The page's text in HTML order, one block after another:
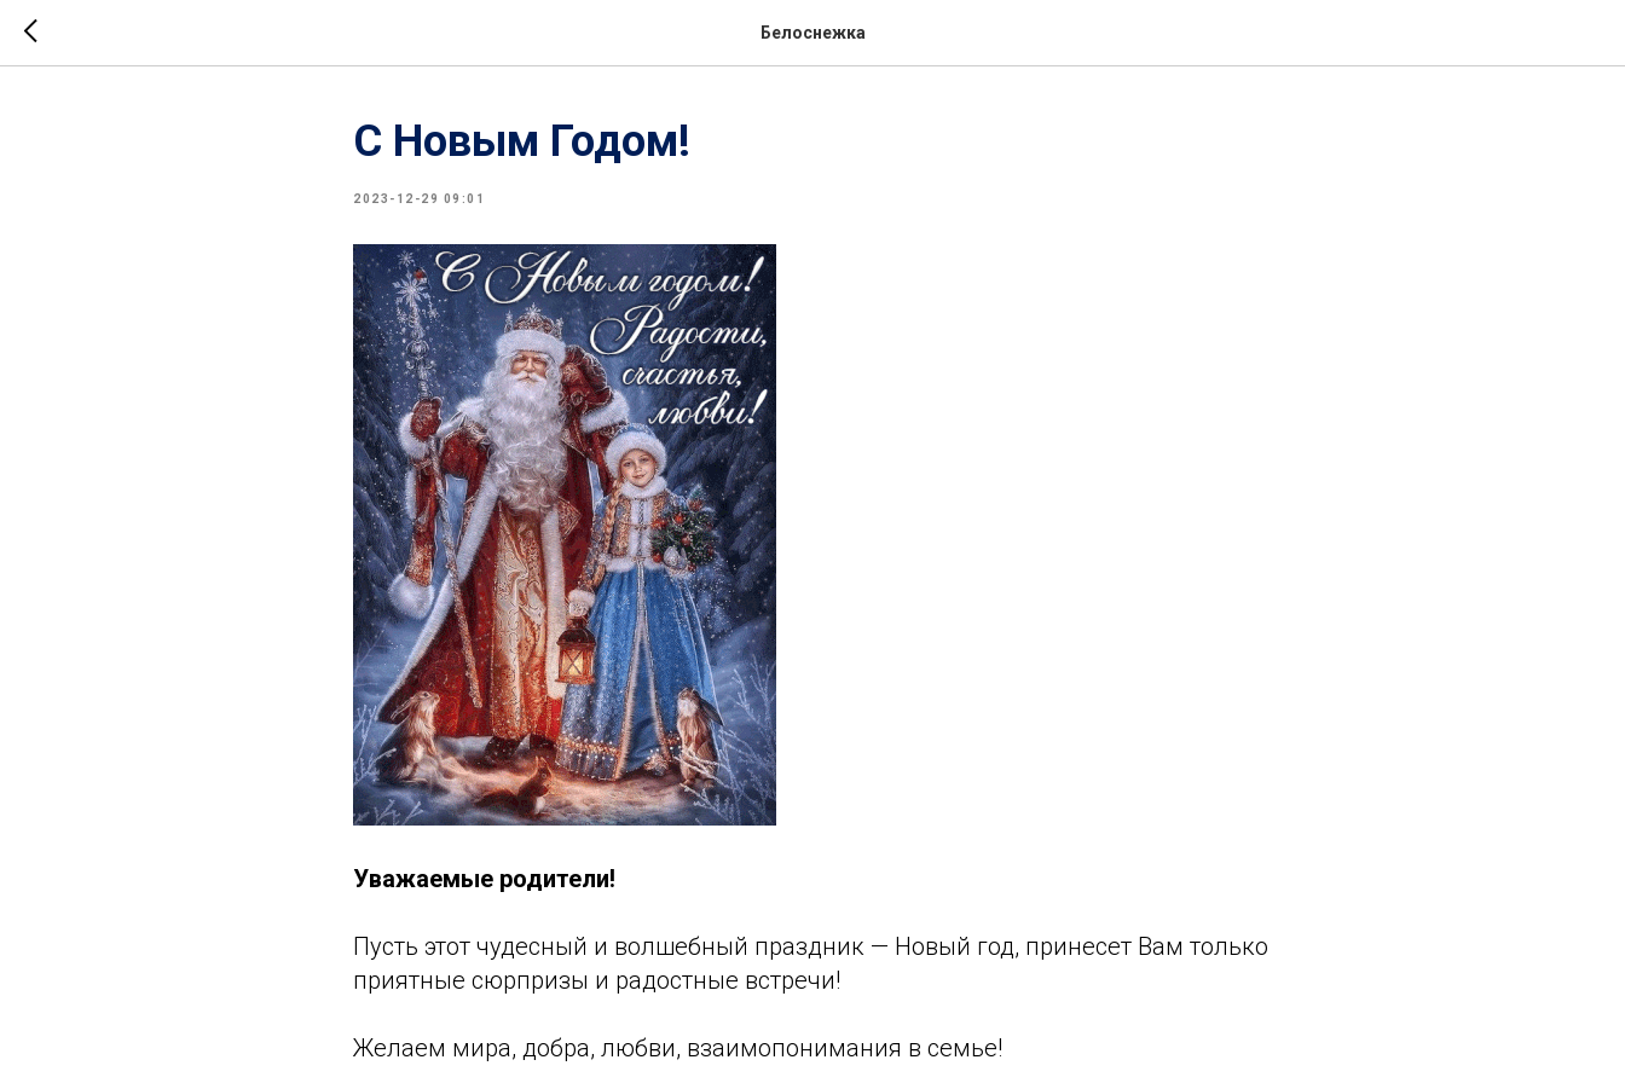
Белоснежка
С Новым Годом!
2023-12-29 09:01
Уважаемые родители!
Пусть этот чудесный и волшебный праздник — Новый год, принесет Вам только
приятные сюрпризы и радостные встречи!
Желаем мира, добра, любви, взаимопонимания в семье!